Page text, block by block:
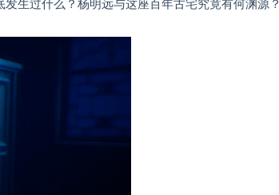
生过什么？杨明远与这座百年古宅究竟有何渊源？